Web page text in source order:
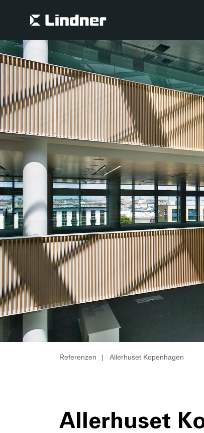
Suche
Suche
Referenzen | Allerhuset Kopenhagen
Allerhuset